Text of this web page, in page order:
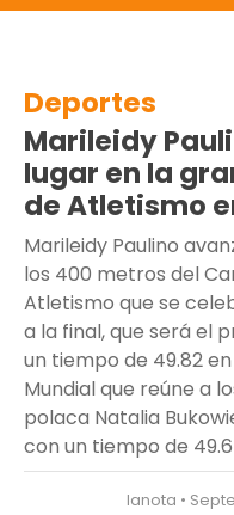
Deportes
Marileidy
lugar en la
de Atletismo
Marileidy Paulino
los 400 metros del
Atletismo que se
a la final, que será el
un tiempo de 49.82
Mundial que reúne a
polaca Natalia
con un tiempo de
lanota •